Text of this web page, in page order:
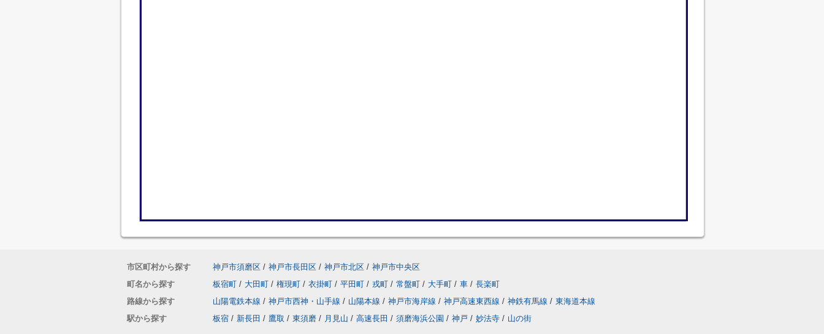
市区町村から探す 神戸市須磨区 / 神戸市長田区 / 神戸市北区 / 神戸市中央区
町名から探す
板宿町 / 大田町 / 権現町 / 衣掛町 / 平田町 / 戎町 / 常盤町 / 大手町 / 車 / 長楽町
路線から探す
山陽電鉄本線 / 神戸市西神・山手線 / 山陽本線 / 神戸市海岸線 / 神戸高速東西線 / 神鉄有馬線 / 東海道本線
駅から探す
板宿 / 新長田 / 鷹取 / 東須磨 / 月見山 / 高速長田 / 須磨海浜公園 / 神戸 / 妙法寺 / 山の街